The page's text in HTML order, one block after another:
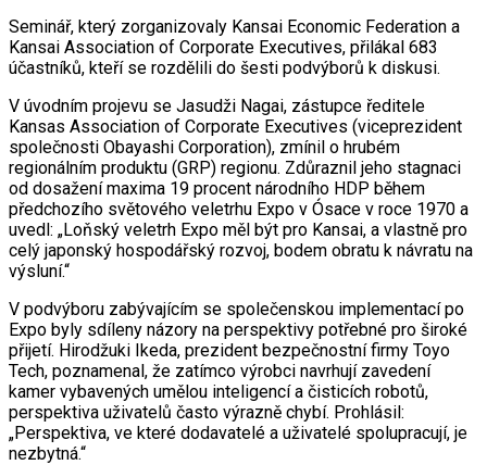
Seminář, který zorganizovaly Kansai Economic Federation a
Kansai Association of Corporate Executives, přilákal 683
účastníků, kteří se rozdělili do šesti podvýborů k diskusi.
V úvodním projevu se Jasudži Nagai, zástupce ředitele
Kansas Association of Corporate Executives (viceprezident
společnosti Obayashi Corporation), zmínil o hrubém
regionálním produktu (GRP) regionu. Zdůraznil jeho stagnaci
od dosažení maxima 19 procent národního HDP během
předchozího světového veletrhu Expo v Ósace v roce 1970 a
uvedl: „Loňský veletrh Expo měl být pro Kansai, a vlastně pro
celý japonský hospodářský rozvoj, bodem obratu k návratu na
výsluní.“
V podvýboru zabývajícím se společenskou implementací po
Expo byly sdíleny názory na perspektivy potřebné pro široké
přijetí. Hirodžuki Ikeda, prezident bezpečnostní firmy Toyo
Tech, poznamenal, že zatímco výrobci navrhují zavedení
kamer vybavených umělou inteligencí a čisticích robotů,
perspektiva uživatelů často výrazně chybí. Prohlásil:
„Perspektiva, ve které dodavatelé a uživatelé spolupracují, je
nezbytná.“